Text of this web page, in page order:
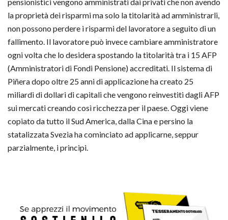
la proprietà dei risparmi ma solo la titolarità ad amministrarli,
non possono perdere i risparmi del lavoratore a seguito di un
fallimento. Il lavoratore può invece cambiare amministratore
ogni volta che lo desidera spostando la titolarità tra i 15 AFP
(Amministratori di Fondi Pensione) accreditati. Il sistema di
Piñera dopo oltre 25 anni di applicazione ha creato 25
miliardi di dollari di capitali che vengono reinvestiti dagli AFP
sui mercati creando così ricchezza per il paese. Oggi viene
copiato da tutto il Sud America, dalla Cina e persino la
statalizzata Svezia ha cominciato ad applicarne, seppur
parzialmente, i principi.